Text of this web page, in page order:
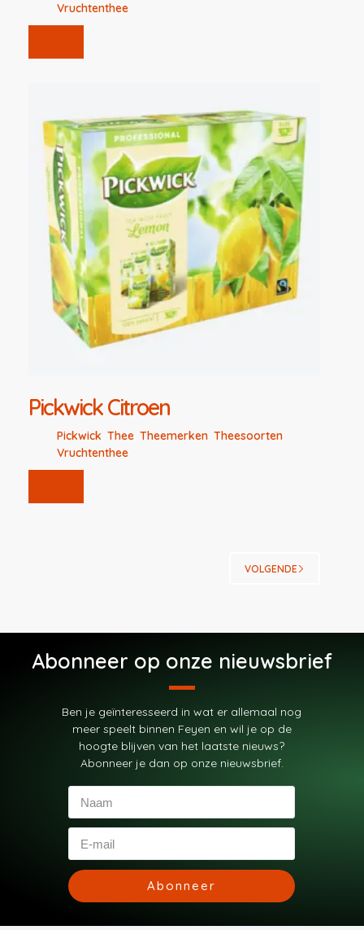
Vruchtenthee
Pickwick Citroen
Pickwick Thee Theemerken Theesoorten
Vruchtenthee
VOLGENDE
Abonneer op onze nieuwsbrief
Ben je geïnteresseerd in wat er allemaal nog
meer speelt binnen Feyen en wil je op de
hoogte blijven van het laatste nieuws?
Abonneer je dan op onze nieuwsbrief.
Abonneer